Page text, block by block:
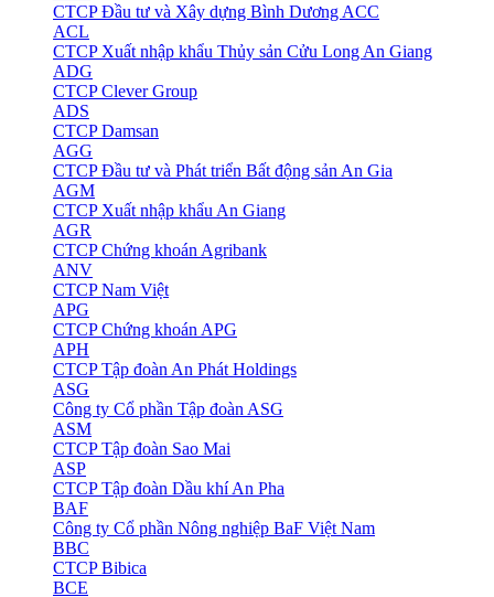
CTCP Đầu tư và Xây dựng Bình Dương ACC
ACL
CTCP Xuất nhập khẩu Thủy sản Cửu Long An Giang
ADG
CTCP Clever Group
ADS
CTCP Damsan
AGG
CTCP Đầu tư và Phát triển Bất động sản An Gia
AGM
CTCP Xuất nhập khẩu An Giang
AGR
CTCP Chứng khoán Agribank
ANV
CTCP Nam Việt
APG
CTCP Chứng khoán APG
APH
CTCP Tập đoàn An Phát Holdings
ASG
Công ty Cổ phần Tập đoàn ASG
ASM
CTCP Tập đoàn Sao Mai
ASP
CTCP Tập đoàn Dầu khí An Pha
BAF
Công ty Cổ phần Nông nghiệp BaF Việt Nam
BBC
CTCP Bibica
BCE